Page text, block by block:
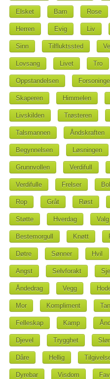
Elsket Barn Rose
Herren Evig Liv
Sinn Tilfluktssted
Lovsang Livet Tro
Oppstandelsen
Skaperen Himmelen
Livskilden Trøsteren
Talsmannen Åndskraften
Begynnelsen Løsningen
Grunnvollen Verdifull
Verdifulle Frelser
Rop Gråt Røst
Støtte Hverdag Valg
Bestemorgull Knøtt
Døtre Sønner Hvil
Angst Selvforakt
Åndedrag Vegg
Mor Kompliment
Felleskap Kamp
Djevel Trygghet
Dåre Hellig
Dyrebar Visdom